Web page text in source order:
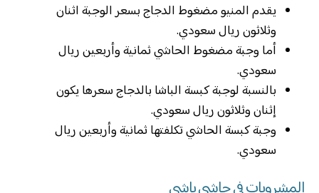
يقدم المنيو مضغوط الدجاج بسعر الوجبة اثنان
وثلاثون ريال سعودي.
أما وجبة مضغوط الحاشي ثمانية وأربعين ريال
سعودي.
بالنسبة لوجبة كبسة الباشا بالدجاج سعرها يكون
إثنان وثلاثون ريال سعودي.
وجبة كبسة الحاشي تكلفتها ثمانية وأربعين ريال
سعودي.